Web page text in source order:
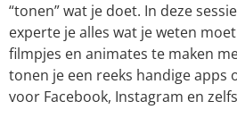
“tonen” wat je doet. In deze
experte je alles wat je weten
filmpjes en animates te maken
tonen je een reeks handige apps
voor Facebook, Instagram en